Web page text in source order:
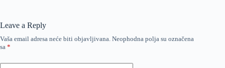
Leave a Reply
Vaša email adresa neće biti objavljivana. Neophodna polja su označena
sa *